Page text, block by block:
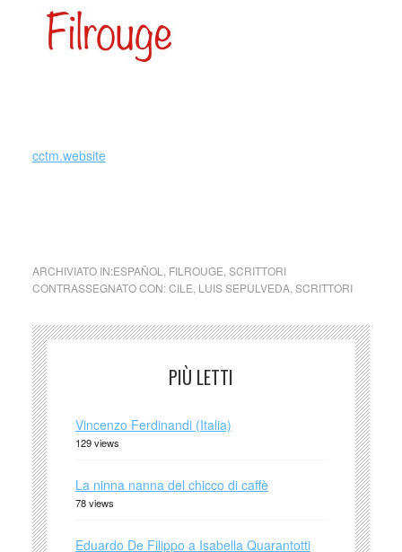
cctm.website
ARCHIVIATO IN:ESPAÑOL FILROUGE SCRITTORI
CONTRASSEGNATO CON:CILE LUIS SEPULVEDA, SCRITTORI
PIÙ LETTI
Vincenzo Ferdinandi (Italia)
129 views
La ninna nanna del chicco di caffè
78 views
Eduardo De Filippo a Isabella Quarantotti